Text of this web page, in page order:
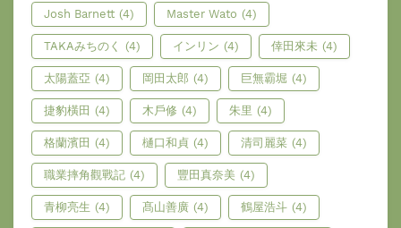
Josh Barnett (4) Master Wato (4)
TAKAみちのく (4) インリン (4) 倖田來未 (4)
太陽蓋亞 (4) 岡田太郎 (4) 巨無霸堀 (4)
捷豹橫田 (4) 木戶修 (4) 朱里 (4)
格蘭濱田 (4) 樋口和貞 (4) 清司麗菜 (4)
職業摔角觀戰記 (4) 豐田真奈美 (4)
青柳亮生 (4) 髙山善廣 (4) 鶴屋浩斗 (4)